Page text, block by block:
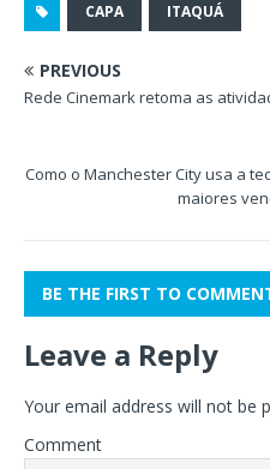
CAPA ITAQUÁ
PREVIOUS
Rede Cinemark retoma as
Como o Manchester City usa a
maiores
BE THE FIRST TO
Leave a Reply
Your email address will not be
Comment